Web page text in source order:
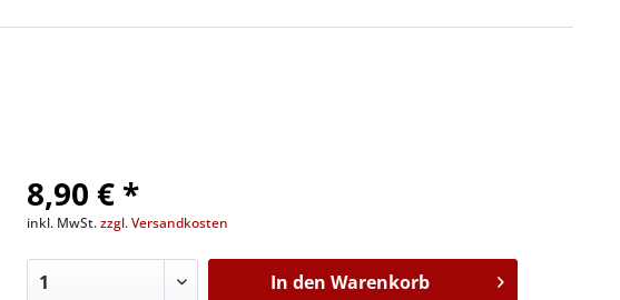
8,90 € *
inkl. MwSt.zzgl. Versandkosten
In den Warenkorb